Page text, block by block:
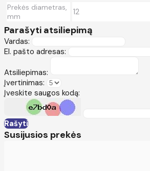
Prekės diametras,
mm
12
Parašyti atsiliepimą
Vardas:
El. pašto adresas:
Atsiliepimas:
Įvertinimas:
Įveskite saugos kodą:
Rašyti
Susijusios prekės